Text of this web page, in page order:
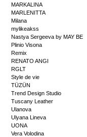
MARKALINA
MARLENITTA
Milana
mylikeakss
Nastya Sergeeva by MAY BE
Plinio Visona
Remix
RENATO ANGI
RGLT
Style de vie
TÜZÜN
Trend Design Studio
Tuscany Leather
Ulanova
Ulyana Lineva
UONA
Vera Volodina